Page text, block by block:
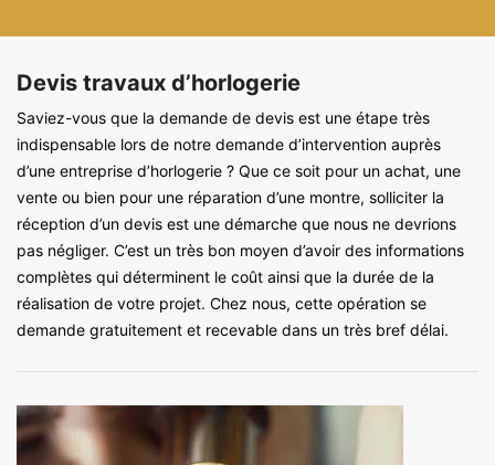
Devis travaux d’horlogerie
Saviez-vous que la demande de devis est une étape très
indispensable lors de notre demande d’intervention auprès
d’une entreprise d’horlogerie ? Que ce soit pour un achat, une
vente ou bien pour une réparation d’une montre, solliciter la
réception d’un devis est une démarche que nous ne devrions
pas négliger. C’est un très bon moyen d’avoir des informations
complètes qui déterminent le coût ainsi que la durée de la
réalisation de votre projet. Chez nous, cette opération se
demande gratuitement et recevable dans un très bref délai.